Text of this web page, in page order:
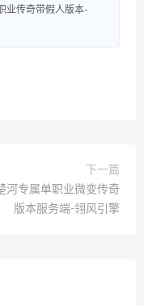
业传奇带假人版本-
下一篇
河专属单职业微变传奇
版本服务端-翎风引擎